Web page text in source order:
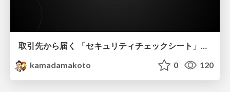
取引先から届く 「セキュリティチェックシート」の読み解き方
kamadamakoto
0 120